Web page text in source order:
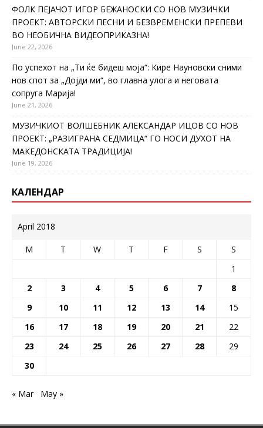
ФОЛК ПЕЈАЧОТ ИГОР БЕЖАНОСКИ СО НОВ МУЗИЧКИ
ПРОЕКТ: АВТОРСКИ ПЕСНИ И БЕЗВРЕМЕНСКИ ПРЕПЕВИ
ВО НЕОБИЧНА ВИДЕОПРИКАЗНА!
June 22, 2026
По успехот на „Ти ќе бидеш моја“: Кире Науновски сними
нов спот за „Дојди ми“, во главна улога и неговата
сопруга Марија!
June 21, 2026
МУЗИЧКИОТ ВОЛШЕБНИК АЛЕКСАНДАР ИЦОВ СО НОВ
ПРОЕКТ: „РАЗИГРАНА СЕДМИЦА“ ГО НОСИ ДУХОТ НА
МАКЕДОНСКАТА ТРАДИЦИЈА!
June 19, 2026
КАЛЕНДАР
April 2018
M T W T F S
S
1
2
3 4 5 6 7
8
9
10 11 12 13 14
15
16
17 18 19 20 21
22
23
24 25 26 27 28
29
30
« Mar May »